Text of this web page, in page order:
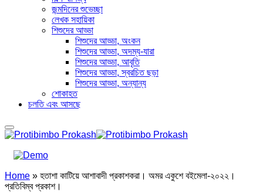
জন্মদিনের শুভেচ্ছা
লেখক সহায়িকা
শিশুদের আড্ডা
শিশুদের আড্ডা, অংকন
শিশুদের আড্ডা, অদম্য-যারা
শিশুদের আড্ডা, আবৃতি
শিশুদের আড্ডা, স্বরচিত ছড়া
শিশুদের আড্ডা, অন্যান্য
শোকাহত
চলতি এবং আসছে
Home » হতাশা কাটিয়ে আশাবাদী প্রকাশকরা। অমর একুশে বইমেলা-২০২২।
প্রতিবিম্ব প্রকাশ।